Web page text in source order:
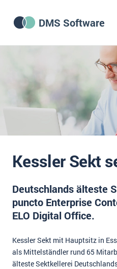
DMS Software
DMS Wissenszentrum
DMS News
Was ist DMS?
Offene Stellen bei CRM-
Über uns
DSGVO/GDPR
Impressum
Kontakt
Kessler Sekt
Deutschlands älteste
puncto Enterprise
ELO Digital Office.
Kessler Sekt mit Hauptsitz in
als Mittelständler rund 65
älteste Sektkellerei